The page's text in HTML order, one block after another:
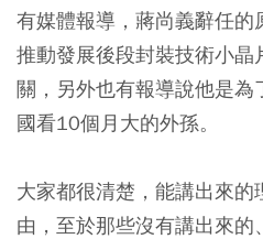
有媒體報導，蔣尚義辭任
推動發展後段封裝技術小
關，另外也有報導說他是
國看10個月大的外孫。
大家都很清楚，能講出來
由，至於那些沒有講出來